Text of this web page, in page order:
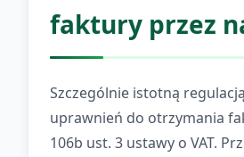
faktury przez
Szczególnie istotną
uprawnień do otrzymania
106b ust. 3 ustawy o VAT.